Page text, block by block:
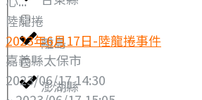
離島
澎湖縣
陸龍捲
2023年6月17日-陸龍捲事件
嘉義縣太保市
2023/06/17 14:30